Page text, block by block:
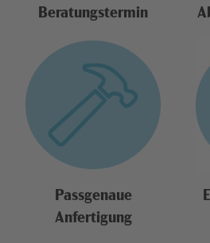
Beratungstermin
Passgenaue
Anfertigung